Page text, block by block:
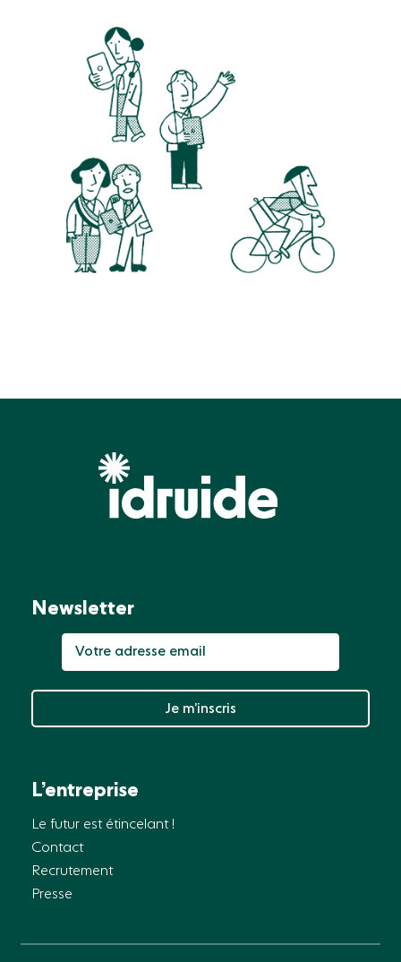
L’entreprise
Le futur est étincelant !
Contact
Recrutement
Presse
Newsletter
Je m’inscris